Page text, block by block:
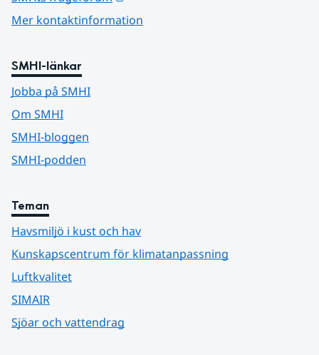
Mer kontaktinformation
SMHI-länkar
Jobba på SMHI
Om SMHI
SMHI-bloggen
SMHI-podden
Teman
Havsmiljö i kust och hav
Kunskapscentrum för klimatanpassning
Luftkvalitet
SIMAIR
Sjöar och vattendrag